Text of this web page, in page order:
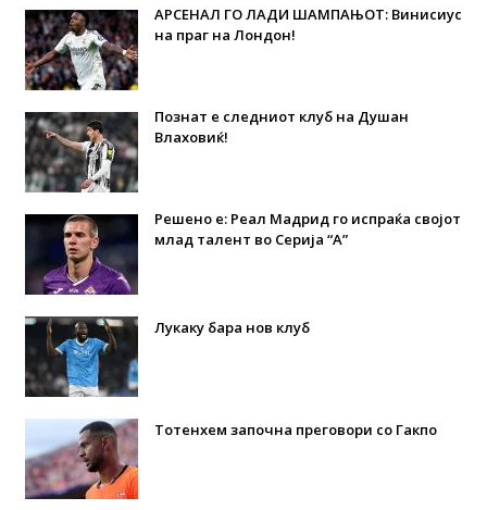
АРСЕНАЛ ГО ЛАДИ ШАМПАЊОТ: Винисиус
на праг на Лондон!
Познат е следниот клуб на Душан
Влаховиќ!
Решено е: Реал Мадрид го испраќа својот
млад талент во Серија “А”
Лукаку бара нов клуб
Тотенхем започна преговори со Гакпо